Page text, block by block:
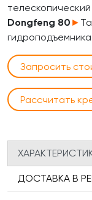
телескопический
Dongfeng 80 ►
гидроподъемника
Запросить
Рассчитать
ДОСТАВКА В